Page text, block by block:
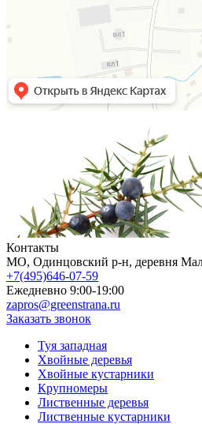
Контакты
МO, Одинцовский р-н, деревня
+7(495)646-07-59
Ежедневно 9:00-19:00
zapros@greenstrana.ru
Заказать звонок
Туя западная
Хвойные деревья
Хвойные кустарники
Крупномеры
Лиственные деревья
Лиственные кустарники